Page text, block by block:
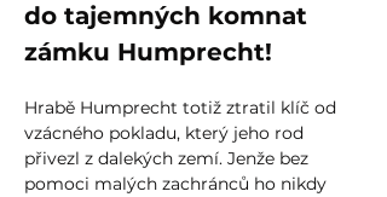
do tajemných komnat
zámku Humprecht!
Hrabě Humprecht totiž ztratil klíč od
vzácného pokladu, který jeho rod
přivezl z dalekých zemí. Jenže bez
pomoci malých zachránců ho nikdy